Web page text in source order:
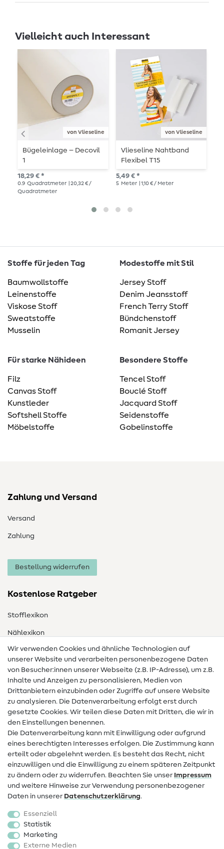
Vielleicht auch Interessant
von Vlieseline
Bügeleinlage – Decovil
1
18,29 € *
0.9 Quadratmeter
| 20,32 € /
Quadratmeter
von Vlieseline
Vlieseline Nahtband
Flexibel T15
5,49 € *
5 Meter | 1,10 € / Meter
Stoffe für jeden Tag
Baumwollstoffe
Leinenstoffe
Viskose Stoff
Sweatstoffe
Musselin
Modestoffe mit Stil
Jersey Stoff
Denim Jeansstoff
French Terry Stoff
Bündchenstoff
Romanit Jersey
Für starke Nähideen
Filz
Canvas Stoff
Kunstleder
Softshell Stoffe
Möbelstoffe
Besondere Stoffe
Tencel Stoff
Bouclé Stoff
Jacquard Stoff
Seidenstoffe
Gobelinstoffe
Zahlung und Versand
Versand
Zahlung
Bestellung widerrufen
Kostenlose Ratgeber
Stofflexikon
Nählexikon
Nähanleitungen
Hilfe & Kontakt
Kontakt
Infos zum Betreiberwechsel
FAQ
Widerrufsrecht
Beliebt
Stoffe
Sale
Schnittmuster
Wir verwenden Cookies und ähnliche Technologien auf
unserer Website und verarbeiten personenbezogene Daten
von Besucher:innen unserer Webseite (z.B. IP-Adresse), um z.B.
Inhalte und Anzeigen zu personalisieren, Medien von
Drittanbietern einzubinden oder Zugriffe auf unsere Website
zu analysieren. Die Datenverarbeitung erfolgt erst durch
gesetzte Cookies. Wir teilen diese Daten mit Dritten, die wir in
den Einstellungen benennen.
Die Datenverarbeitung kann mit Einwilligung oder aufgrund
eines berechtigten Interesses erfolgen. Die Zustimmung kann
erteilt oder abgelehnt werden. Es besteht das Recht, nicht
einzuwilligen und die Einwilligung zu einem späteren Zeitpunkt
zu ändern oder zu widerrufen. Beachten Sie unser Impressum
und weitere Hinweise zur Verwendung personenbezogener
Daten in unserer Daten­schutz­erklärung.
Essenziell
Statistik
Marketing
Externe Medien